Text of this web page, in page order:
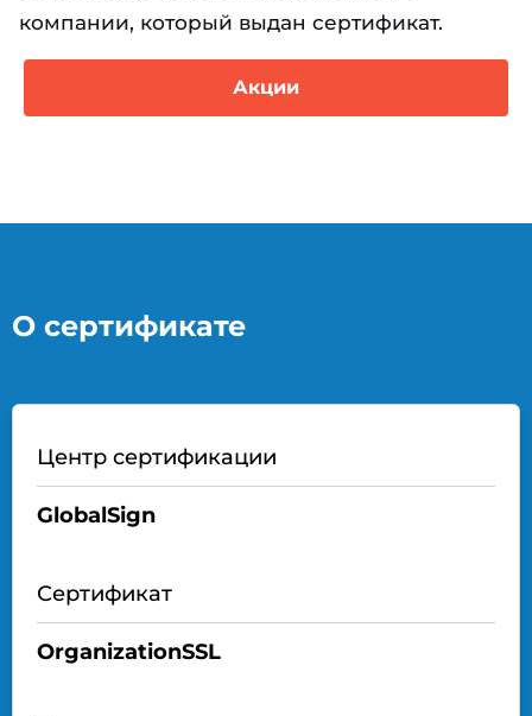
компании, который выдан сертификат.
Акции
О сертификате
Центр сертификации
GlobalSign
Сертификат
OrganizationSSL